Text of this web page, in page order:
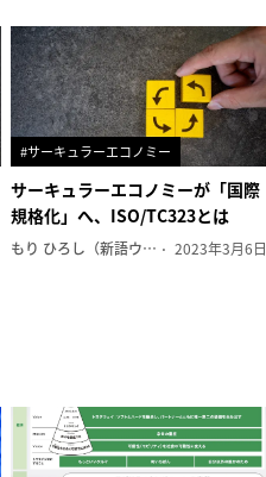
#サーキュラーエコノミー
サーキュラーエコノミーが「国際
規格化」へ、ISO/TC323とは
もり ひろし（新語ウォッチャー） 2023年3月6日